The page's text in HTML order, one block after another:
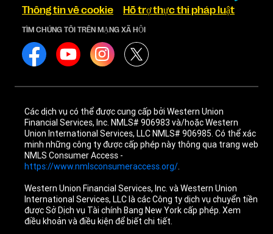
Thông tin về cookie
Hỗ trợ thực thi pháp luật
TÌM CHÚNG TÔI TRÊN MẠNG XÃ HỘI
Các dịch vụ có thể được cung cấp bởi Western Union
Financial Services, Inc. NMLS# 906983 và/hoặc Western
Union International Services, LLC NMLS# 906985. Có thể xác
minh những công ty được cấp phép này thông qua trang web
NMLS Consumer Access -
https://www.nmlsconsumeraccess.org/.
Western Union Financial Services, Inc. và Western Union
International Services, LLC là các Công ty dịch vụ chuyển tiền
được Sở Dịch vụ Tài chính Bang New York cấp phép. Xem
điều khoản và điều kiện để biết chi tiết.